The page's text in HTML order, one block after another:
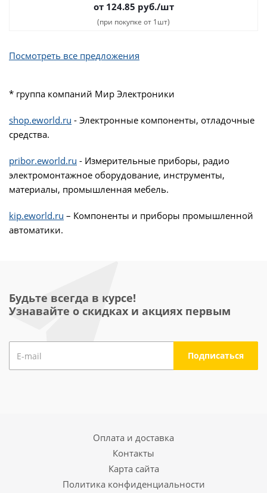
от 124.85 руб./шт
(при покупке от 1шт)
Посмотреть все предложения
* группа компаний Мир Электроники
shop.eworld.ru - Электронные компоненты, отладочные
средства.
pribor.eworld.ru - Измерительные приборы, радио
электромонтажное оборудование, инструменты,
материалы, промышленная мебель.
kip.eworld.ru – Компоненты и приборы промышленной
автоматики.
Будьте всегда в курсе!
Узнавайте о скидках и акциях первым
Оплата и доставка
Контакты
Карта сайта
Политика конфиденциальности